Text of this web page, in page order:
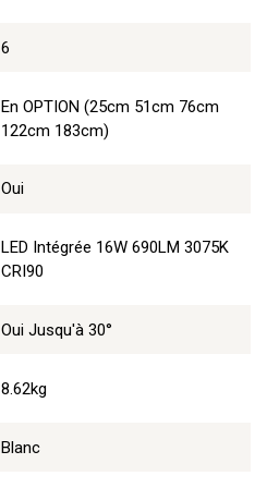
6
En OPTION (25cm 51cm 76cm
122cm 183cm)
Oui
LED Intégrée 16W 690LM 3075K
CRI90
Oui Jusqu'à 30°
8.62kg
Blanc